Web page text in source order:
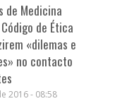
de Medicina
de Ética
«dilemas e
no contacto
2016 - 08:58